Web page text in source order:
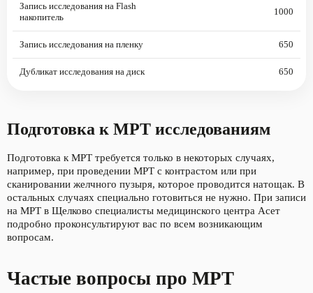
Запись исследования на Flash
накопитель
1000
Запись исследования на пленку 650
Дубликат исследования на диск 650
Подготовка к МРТ исследованиям
Подготовка к МРТ требуется только в некоторых случаях,
например, при проведении МРТ с контрастом или при
сканировании желчного пузыря, которое проводится натощак. В
остальных случаях специально готовиться не нужно. При записи
на МРТ в Щелково специалисты медицинского центра Асет
подробно проконсультируют вас по всем возникающим
вопросам.
Частые вопросы про МРТ